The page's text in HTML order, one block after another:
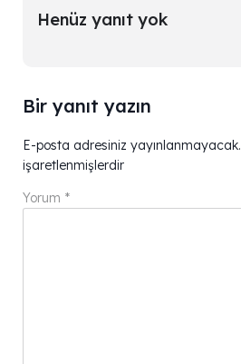
Henüz yanıt yok
Bir yanıt yazın
E-posta adresiniz yayınlanmayacak.
işaretlenmişlerdir
Yorum *